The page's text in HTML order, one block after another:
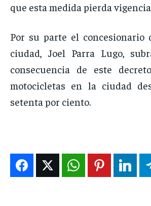
que esta medida pierda
Por su parte el concesionario
ciudad, Joel Parra Lugo,
consecuencia de este
motocicletas en la ciudad
setenta por ciento.